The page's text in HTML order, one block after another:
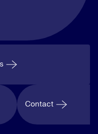
Contact